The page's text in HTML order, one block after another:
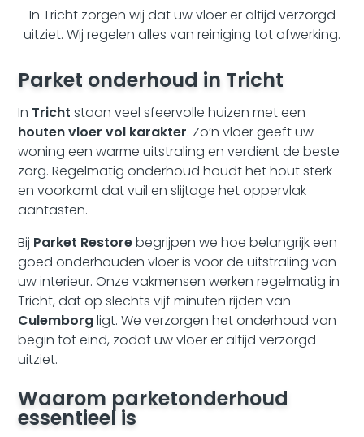
In Tricht zorgen wij dat uw vloer er altijd verzorgd
uitziet. Wij regelen alles van reiniging tot afwerking.
Parket onderhoud in Tricht
In Tricht staan veel sfeervolle huizen met een
houten vloer vol karakter. Zo’n vloer geeft uw
woning een warme uitstraling en verdient de beste
zorg. Regelmatig onderhoud houdt het hout sterk
en voorkomt dat vuil en slijtage het oppervlak
aantasten.
Bij Parket Restorebegrijpen we hoe belangrijk een
goed onderhouden vloer is voor de uitstraling van
uw interieur. Onze vakmensen werken regelmatig in
Tricht, dat op slechts vijf minuten rijden van
Culemborgligt. We verzorgen het onderhoud van
begin tot eind, zodat uw vloer er altijd verzorgd
uitziet.
Waarom parketonderhoud
essentieel is